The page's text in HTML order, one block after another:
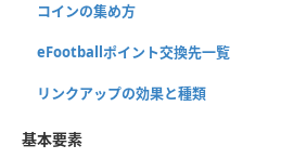
コインの集め方
eFootballポイント交換先一覧
リンクアップの効果と種類
基本要素